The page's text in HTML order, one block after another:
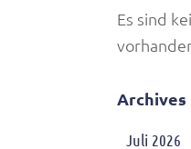
Es sind
Archives
Juli 2026